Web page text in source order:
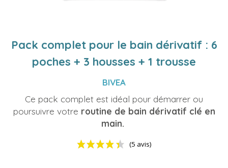
Pack complet pour le bain dérivatif : 6
poches + 3 housses + 1 trousse
BIVEA
Ce pack complet est idéal pour démarrer ou
poursuivre votre routine de bain dérivatif clé en
main.